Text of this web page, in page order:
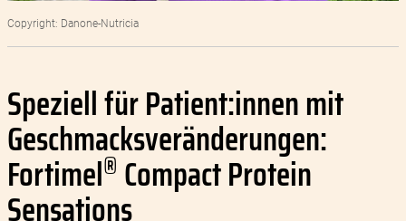
Copyright: Danone-Nutricia
Speziell für Patient:innen mit
Geschmacksveränderungen:
Fortimel® Compact Protein
Sensations